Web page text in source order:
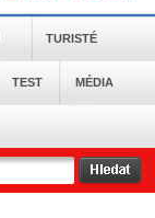
TURISTÉ
TEST MÉDIA